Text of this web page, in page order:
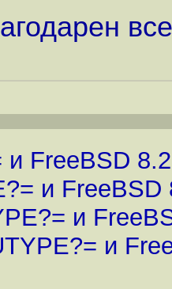
и FreeBSD 8.2
и FreeBSD
и
и